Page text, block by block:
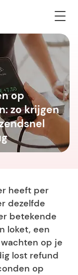
op
zo krijgen
heeft per
dezelfde
betekende
loket, een
op je
lost refund
op